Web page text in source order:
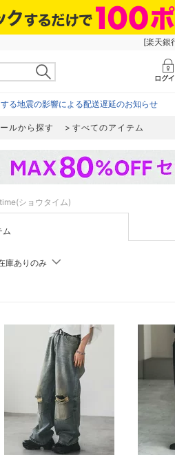
[楽天銀
る地震の影響による配送遅延のお知らせ
ルから探す すべてのアイテム
ショウタイム)
ム
庫ありのみ